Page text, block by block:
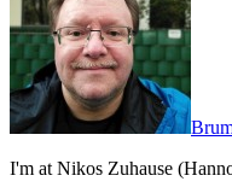
I'm at Nikos Zuhause